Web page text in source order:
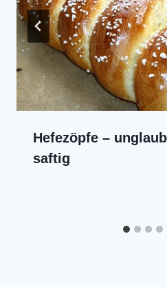
Hefezöpfe –
saftig